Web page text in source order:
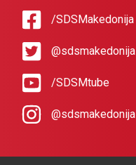
/SDSMakedonija
@sdsmakedonija
/SDSMtube
@sdsmakedonija